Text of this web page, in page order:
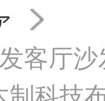
客厅
科技